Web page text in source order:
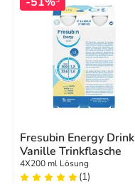
Fresubin Energy Drink
Vanille Trinkflasche
4X200 ml Lösung
(1)